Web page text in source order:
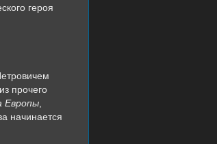
героя
прочего
Европы
начинается